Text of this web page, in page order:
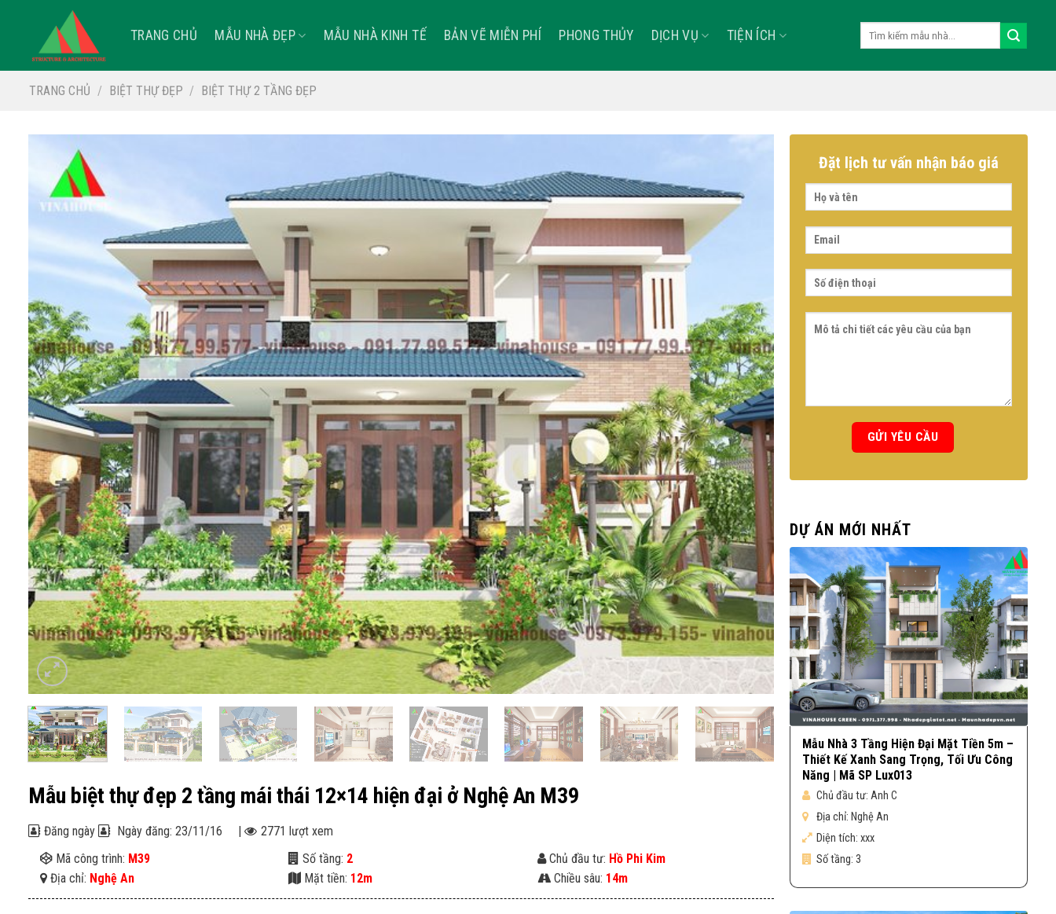
TRANG CHỦ MẪU NHÀ ĐẸP MẪU NHÀ KINH TẾ BẢN VẼ MIỄN PHÍ PHONG THỦY DỊCH VỤ TIỆN ÍCH
TRANG CHỦ / BIỆT THỰ ĐẸP / BIỆT THỰ 2 TẦNG ĐẸP
Mẫu biệt thự đẹp 2 tầng mái thái 12×14 hiện đại ở Nghệ An M39
Đăng ngày Ngày đăng: 23/11/16 |
2771 lượt xem
Mã công trình: M39 Số tầng: 2 Chủ đầu tư: Hồ Phi Kim
Địa chỉ: Nghệ An Mặt tiền: 12m Chiều sâu: 14m
Đặt lịch tư vấn nhận báo giá
DỰ ÁN MỚI NHẤT
Mẫu Nhà 3 Tầng Hiện Đại Mặt Tiền 5m –
Thiết Kế Xanh Sang Trọng, Tối Ưu Công
Năng | Mã SP Lux013
Chủ đầu tư: Anh C
Địa chỉ: Nghệ An
Diện tích: xxx
Số tầng: 3